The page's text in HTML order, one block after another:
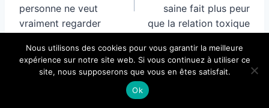
personne ne veut
vraiment regarder
saine fait plus peur
que la relation toxique
Articles similaires :
Nous utilisons des cookies pour vous garantir la meilleure
expérience sur notre site web. Si vous continuez à utiliser ce
site, nous supposerons que vous en êtes satisfait.
Ok